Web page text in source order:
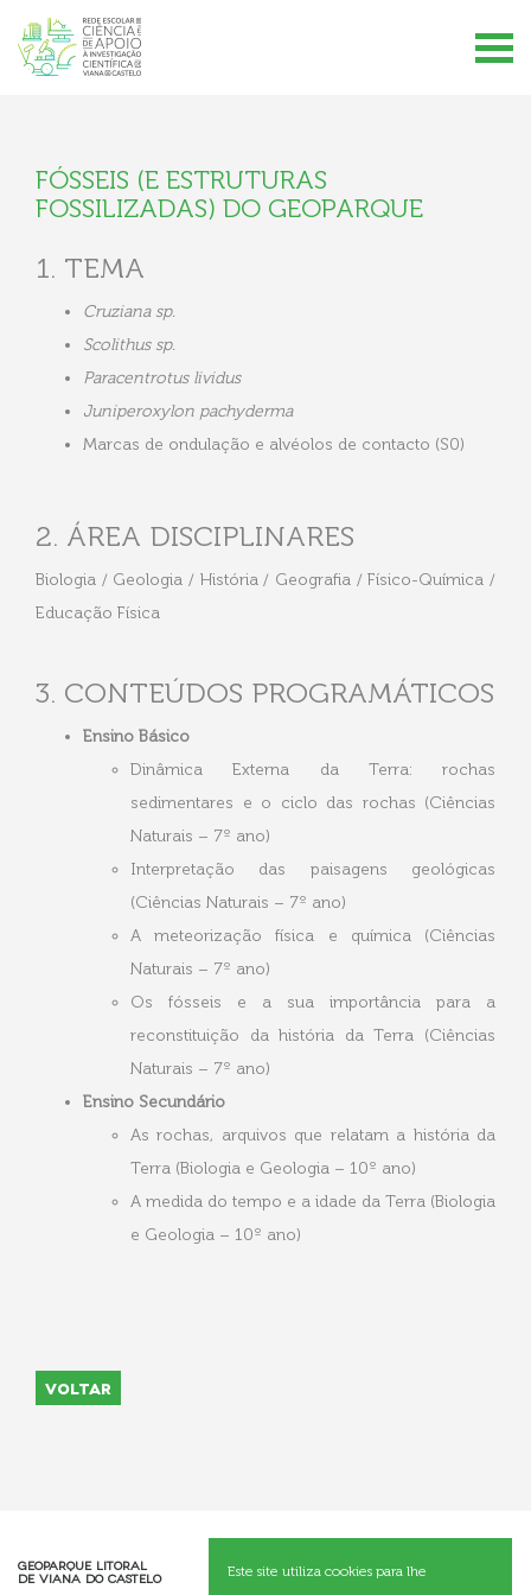
Este site utiliza cookies para lhe
FÓSSEIS (E ESTRUTURAS
FOSSILIZADAS) DO GEOPARQUE
1. TEMA
Cruziana sp.
Scolithus sp.
Paracentrotus lividus
Juniperoxylon pachyderma
Marcas de ondulação e alvéolos de contacto (S0)
2. ÁREA DISCIPLINARES
Biologia / Geologia / História / Geografia / Físico-Química /
Educação Física
3. CONTEÚDOS PROGRAMÁTICOS
Ensino Básico
Dinâmica Externa da Terra: rochas
sedimentares e o ciclo das rochas (Ciências
Naturais – 7º ano)
Interpretação das paisagens geológicas
(Ciências Naturais – 7º ano)
A meteorização física e química (Ciências
Naturais – 7º ano)
Os fósseis e a sua importância para a
reconstituição da história da Terra (Ciências
Naturais – 7º ano)
Ensino Secundário
As rochas, arquivos que relatam a história da
Terra (Biologia e Geologia – 10º ano)
A medida do tempo e a idade da Terra (Biologia
e Geologia – 10º ano)
VOLTAR
Geoparque Litoral
de Viana do Castelo